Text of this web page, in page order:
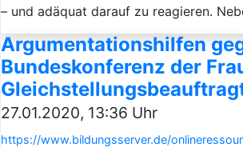
– und adäquat darauf zu reagieren.
Argumentationshilfen
Bundeskonferenz der
27.01.2020, 13:36 Uhr
https://www.bildungsserver.de/